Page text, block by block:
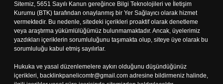
Sitemiz, 5651 Sayılı Kanun gereğince Bilgi Teknolojileri ve İletişim
Kurumu (BTK) tarafından onaylanmış bir Yer Sağlayıcı olarak hizmet
vermektedir. Bu nedenle, sitedeki içerikleri proaktif olarak denetleme
veya araştırma yükümlülüğümüz bulunmamaktadır. Ancak, üyelerimiz
yazdıkları içeriklerin sorumluluğunu taşımakta olup, siteye üye olarak bu
sorumluluğu kabul etmiş sayılırlar.
Hukuka ve yasal düzenlemelere aykırı olduğunu düşündüğünüz
içerikleri, backlinkpanelicomtr@gmail.com adresine bildirmeniz halinde,